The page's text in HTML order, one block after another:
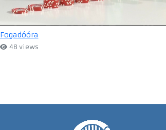
Fogadóóra
48 views